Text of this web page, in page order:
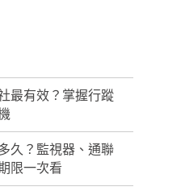
最有效？掌握行蹤
久？監視器、通聯
限一次看